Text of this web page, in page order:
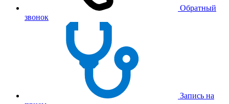
Обратный
звонок
Запись на